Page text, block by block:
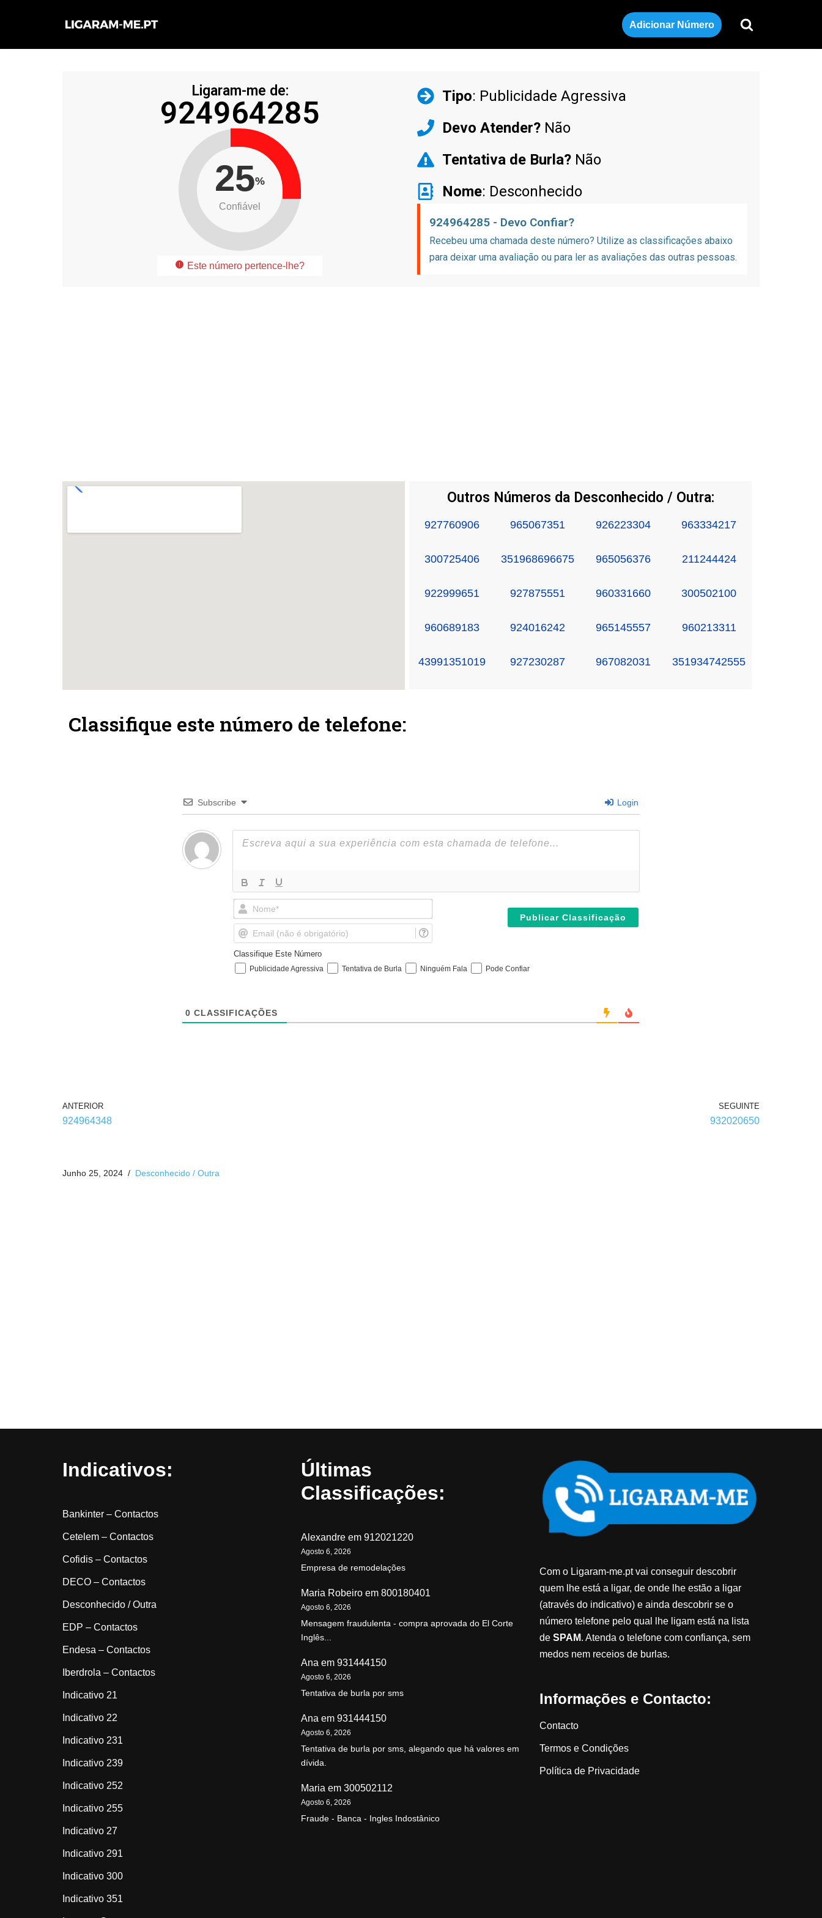
para
Adicionar Número
Ligaram-me de:
924964285
25%
Confiável
Este número pertence-lhe?
Tipo: Publicidade Agressiva
Devo Atender? Não
Tentativa de Burla? Não
Nome: Desconhecido
924964285 - Devo Confiar?
Recebeu uma chamada deste número? Utilize as classificações abaixo
para deixar uma avaliação ou para ler as avaliações das outras pessoas.
Outros Números da Desconhecido / Outra:
927760906 965067351 926223304 963334217
300725406 351968696675 965056376 211244424
922999651 927875551 960331660 300502100
960689183 924016242 965145557 960213311
43991351019 927230287 967082031 351934742555
Classifique este número de telefone:
Subscribe Login
N
m
l
Classifique Este Número
Publicidade Agressiva Tentativa de Burla Ninguém Fala Pode Confiar
0 CLASSIFICAÇÕES
ANTERIOR
924964348
SEGUINTE
932020650
Junho 25, 2024 Desconhecido / Outra
Indicativos:
Bankinter – Contactos
Cetelem – Contactos
Cofidis – Contactos
DECO – Contactos
Desconhecido / Outra
EDP – Contactos
Endesa – Contactos
Iberdrola – Contactos
Indicativo 21
Indicativo 22
Indicativo 231
Indicativo 239
Indicativo 252
Indicativo 255
Indicativo 27
Indicativo 291
Indicativo 300
Indicativo 351
Últimas
Classificações:
Alexandre em 912021220
Agosto 6, 2026
Empresa de remodelações
Maria Robeiro em 800180401
Agosto 6, 2026
Mensagem fraudulenta - compra aprovada do El Corte
Inglês...
Ana em 931444150
Agosto 6, 2026
Tentativa de burla por sms
Ana em 931444150
Agosto 6, 2026
Tentativa de burla por sms, alegando que há valores em
dívida.
Maria em 300502112
Agosto 6, 2026
Fraude - Banca - Ingles Indostânico
Com o Ligaram-me.pt vai conseguir descobrir
quem lhe está a ligar, de onde lhe estão a ligar
(através do indicativo) e ainda descobrir se o
número telefone pelo qual lhe ligam está na lista
de SPAM. Atenda o telefone com confiança, sem
medos nem receios de burlas.
Informações e Contacto:
Contacto
Termos e Condições
Política de Privacidade